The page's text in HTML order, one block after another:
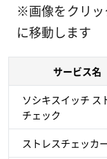
※画像をクリッ
に移動します
サービス名
ソシキスイッチ ス
チェック
ストレスチェッカ